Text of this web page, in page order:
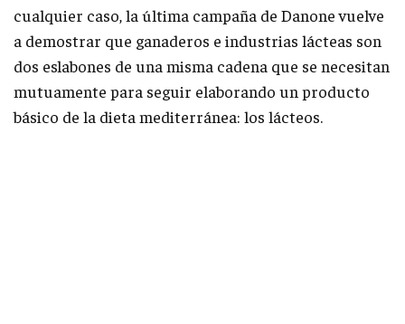
cualquier caso, la última campaña de Danone vuelve
a demostrar que ganaderos e industrias lácteas son
dos eslabones de una misma cadena que se necesitan
mutuamente para seguir elaborando un producto
básico de la dieta mediterránea: los lácteos.